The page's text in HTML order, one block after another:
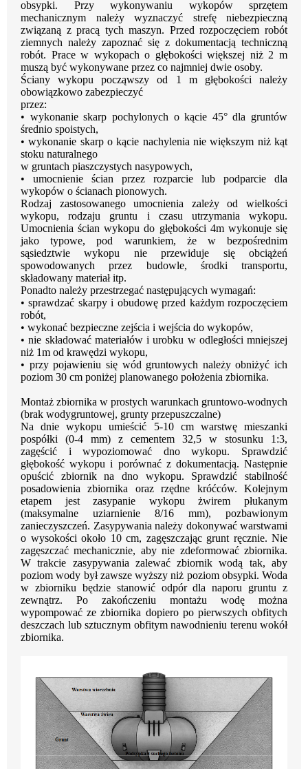
obsypki. Przy wykonywaniu wykopów
sprzętem
mechanicznym
należy wyznaczyć strefę niebezpieczną
związaną z pracą tych maszyn. Przed rozpoczęciem robót
ziemnych należy zapoznać się z dokumentacją techniczną
robót. Prace w wykopach o głębokości większej niż 2 m
muszą być wykonywane przez co najmniej dwie osoby.
Ściany wykopu począwszy od 1 m głębokości należy
obowiązkowo zabezpieczyć
przez:
• wykonanie skarp pochylonych o kącie 45° dla gruntów
średnio spoistych,
• wykonanie skarp o kącie nachylenia nie większym niż kąt
stoku naturalnego
w gruntach piaszczystych nasypowych,
•
umocnienie ścian przez rozparcie lub podparcie dla
wykopów o ścianach pionowych.
Rodzaj zastosowanego umocnienia zależy od wielkości
wykopu, rodzaju gruntu i czasu utrzymania wykopu.
Umocnienia ścian wykopu do głębokości 4m wykonuje się
jako
typowe, pod warunkiem, że w
bezpośrednim
sąsiedztwie
wykopu nie przewiduje się obciążeń
spowodowanych przez budowle, środki transportu,
składowany materiał itp.
Ponadto należy przestrzegać następujących wymagań:
• sprawdzać skarpy i obudowę przed każdym rozpoczęciem
robót,
• wykonać bezpieczne zejścia i wejścia do wykopów,
• nie składować materiałów i urobku w odległości mniejszej
niż 1m od krawędzi wykopu,
• przy pojawieniu się wód gruntowych należy obniżyć ich
poziom 30 cm poniżej planowanego położenia zbiornika.
Montaż zbiornika w prostych warunkach gruntowo-wodnych
(brak wodygruntowej, grunty przepuszczalne)
Na dnie wykopu umieścić 5-10 cm warstwę mieszanki
pospółki (0-4 mm) z cementem 32,5 w stosunku 1:3,
zagęścić i wypoziomować dno wykopu. Sprawdzić
głębokość wykopui porównać z dokumentacją. Następnie
opuścić zbiornik na dno wykopu. Sprawdzić stabilność
posadowienia zbiornika oraz rzędne króćców. Kolejnym
etapem
jest zasypanie wykopu żwirem
płukanym
(maksymalne
uziarnienie 8/16 mm), pozbawionym
zanieczyszczeń. Zasypywania należy dokonywać warstwami
o wysokości około 10 cm, zagęszczając grunt ręcznie. Nie
zagęszczać mechanicznie, abynie zdeformować zbiornika.
W trakcie zasypywania zalewać zbiornik wodą tak, aby
poziom wody był zawsze wyższy niż poziom obsypki. Woda
w zbiorniku będzie stanowić odpór dla naporu gruntu z
zewnątrz. Po zakończeniu montażu wodę można
wypompować ze zbiornika dopiero po pierwszych obfitych
deszczach lub sztucznym obfitym nawodnieniu terenu wokół
zbiornika.